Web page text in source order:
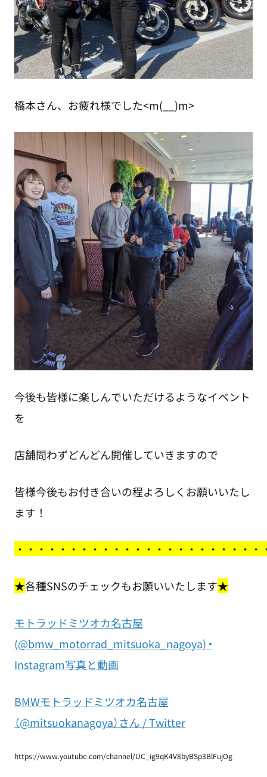
橋本さん、お疲れ様でした<m(__)m>
今後も皆様に楽しんでいただけるようなイベント
を
店舗問わずどんどん開催していきますので
皆様今後もお付き合いの程よろしくお願いいたし
ます！
・ ・・・・・・・・・・・・・・・・・・・・・
★各種SNSのチェックもお願いいたします★
モトラッドミツオカ名古屋
(@bmw_motorrad_mitsuoka_nagoya) •
Instagram写真と動画
BMWモトラッドミツオカ名古屋
（@mitsuokanagoya）さん / Twitter
https://www.youtube.com/channel/UC_ig9qK4V8byBSp3BlFujOg